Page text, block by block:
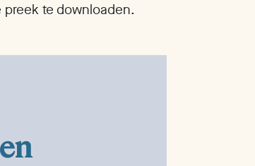
preek te downloaden.